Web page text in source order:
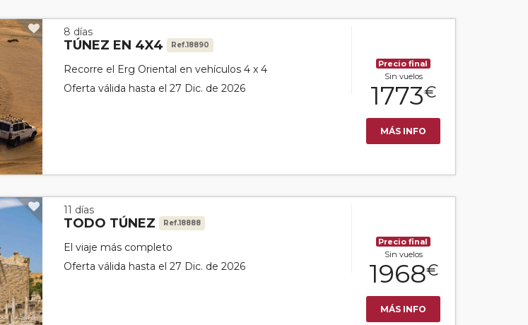
8 días
TÚNEZ EN 4X4 Ref.18890
Recorre el Erg Oriental en vehículos 4 x 4
Oferta válida hasta el 27 Dic. de 2026
Precio final
Sin vuelos
1773€
MÁS INFO
11 días
TODO TÚNEZ Ref.18888
El viaje más completo
Oferta válida hasta el 27 Dic. de 2026
Precio final
Sin vuelos
1968€
MÁS INFO